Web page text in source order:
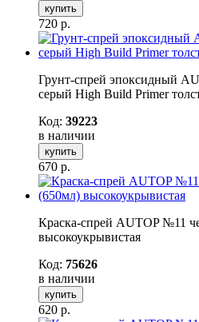
купить
720 р.
Грунт-спрей эпоксидный
серый High Build Primer
Код: 39223
в наличии
купить
670 р.
Краска-спрей AUTOP №11
высокоукрывистая
Код: 75626
в наличии
купить
620 р.